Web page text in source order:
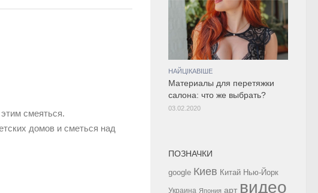
смеяться.
домов и сметься над
НАЙЦІКАВІШЕ
Материалы для перетяжки
салона: что же выбрать?
03.02.2020
ПОЗНАЧКИ
google Киев Китай Нью-Йорк
Украина Япония арт видео